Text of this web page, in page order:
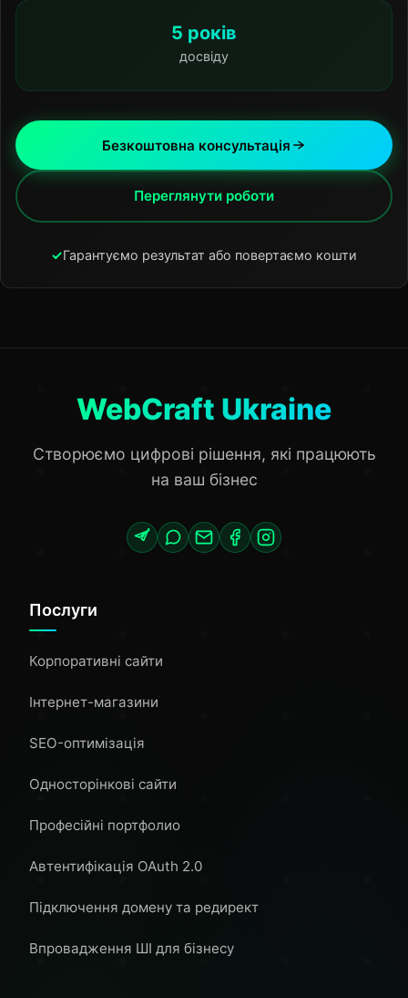
5 років
досвіду
Безкоштовна консультація
Переглянути роботи
✓Гарантуємо результат або повертаємо кошти
WebCraft Ukraine
Створюємо цифрові рішення, які працюють
на ваш бізнес
Послуги
Корпоративні сайти
Інтернет-магазини
SEO-оптимізація
Односторінкові сайти
Професійні портфолио
Автентифікація OAuth 2.0
Підключення домену та редирект
Впровадження ШІ для бізнесу